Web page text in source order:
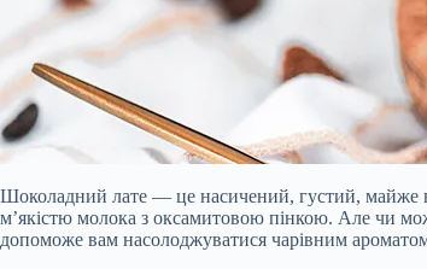
Шоколадний лате — це насичений, густий, майже
м’якістю молока з оксамитовою пінкою. Але чи
допоможе вам насолоджуватися чарівним